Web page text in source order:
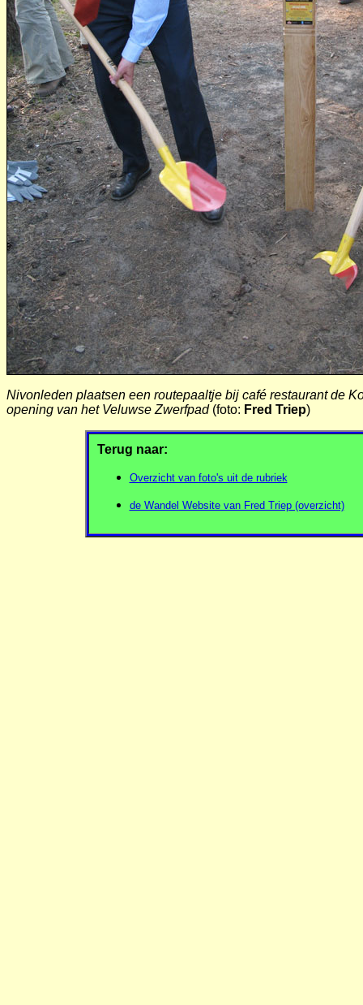
Nivonleden plaatsen een routepaaltje bij café restaurant de
opening van het Veluwse Zwerfpad (foto: Fred Triep)
Terug naar:
Overzicht van foto's uit de rubriek
de Wandel Website van Fred Triep (overzicht)